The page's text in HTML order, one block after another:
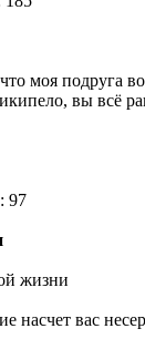
моя
вы всё
жизни
вас